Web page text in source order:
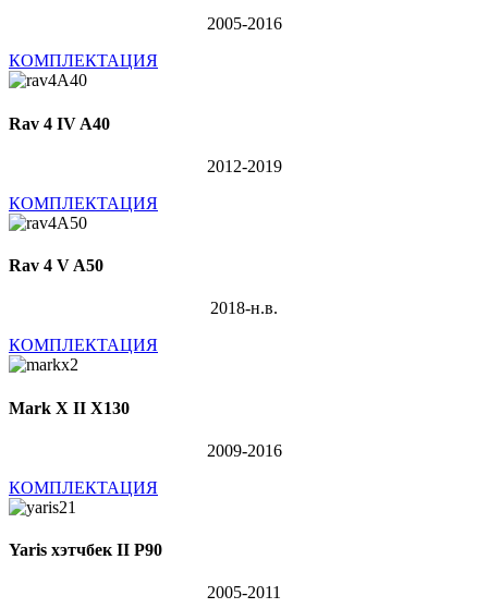
2005-2016
КОМПЛЕКТАЦИЯ
Rav 4 IV A40
2012-2019
КОМПЛЕКТАЦИЯ
Rav 4 V A50
2018-н.в.
КОМПЛЕКТАЦИЯ
Mark X II X130
2009-2016
КОМПЛЕКТАЦИЯ
Yaris хэтчбек II P90
2005-2011